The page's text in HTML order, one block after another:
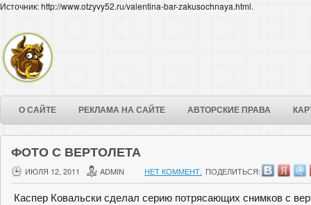
Источник: http://www.otzyvy52.ru/valentina-bar-zakusochnaya.html.
О САЙТЕ РЕКЛАМА НА САЙТЕ АВТОРСКИЕ ПРАВА
ФОТО С ВЕРТОЛЕТА
ИЮЛЯ 12, 2011 ADMIN НЕТ КОММЕНТ. ПОДЕЛИТЬСЯ:
Каспер Ковальски сделал серию потрясающих снимков с